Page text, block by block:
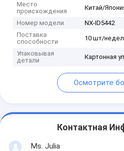
Место
происхождения
Китай/
Номер модели
NX-ID5442
Поставка
способности
10 шт/
Упаковывая
детали
Картонная
Осмотрите
Контактная
Ms. Julia